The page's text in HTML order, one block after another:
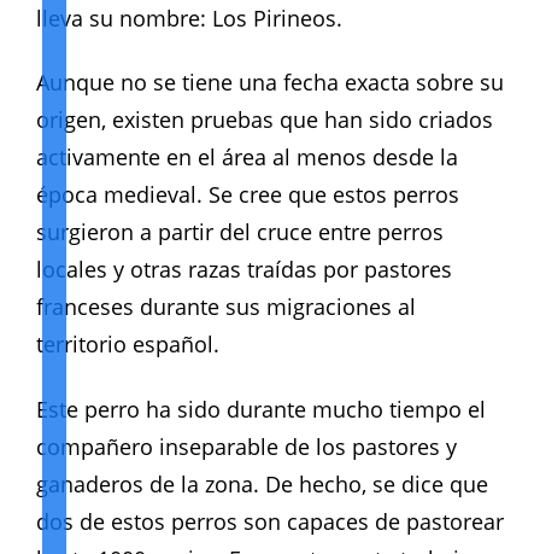
lleva su nombre: Los Pirineos.
Aunque no se tiene una fecha exacta sobre su
origen, existen pruebas que han sido criados
activamente en el área al menos desde la
época medieval. Se cree que estos perros
surgieron a partir del cruce entre perros
locales y otras razas traídas por pastores
franceses durante sus migraciones al
territorio español.
Este perro ha sido durante mucho tiempo el
compañero inseparable de los pastores y
ganaderos de la zona. De hecho, se dice que
dos de estos perros son capaces de pastorear